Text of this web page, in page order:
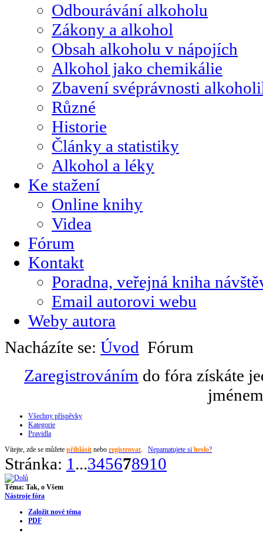
Odbourávání alkoholu
Zákony a alkohol
Obsah alkoholu v nápojích
Alkohol jako chemikálie
Zbavení svéprávnosti
Různé
Historie
Články a statistiky
Alkohol a léky
Ke stažení
Online knihy
Videa
Fórum
Kontakt
Poradna, veřejná kniha
Email autorovi webu
Weby autora
Nacházíte se: Úvod Fórum
Zaregistrováním do fóra získáte
Všechny příspěvky
Kategorie
Pravidla
Vítejte, zde se můžete přihlásit nebo registrovat. Nepamatujete si heslo?
Stránka: 1 ...345678910
Téma: Tak, o Všem
Nástroje fóra
Založit nové téma
PDF